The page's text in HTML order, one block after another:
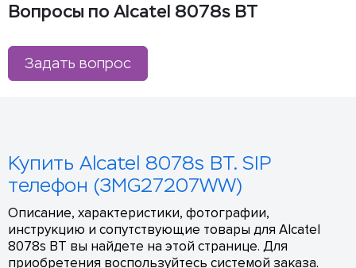
Вопросы по Alcatel 8078s BT
Задать вопрос
Купить Alcatel 8078s BT. SIP
телефон (3MG27207WW)
Описание, характеристики, фотографии,
инструкцию и сопутствующие товары для Alcatel
8078s BT вы найдете на этой странице. Для
приобретения воспользуйтесь системой заказа.